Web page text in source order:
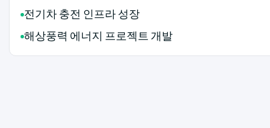
전기차 충전 인프라 성장
해상풍력 에너지 프로젝트 개발